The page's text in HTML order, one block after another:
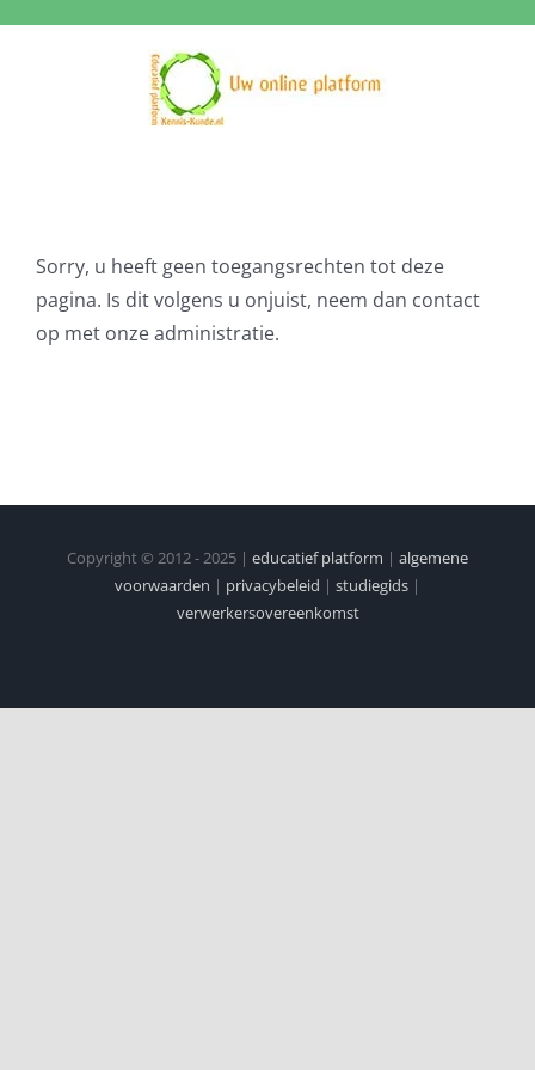
Sorry, u heeft geen toegangsrechten tot deze
pagina. Is dit volgens u onjuist, neem dan contact
op met onze administratie.
Copyright © 2012 - 2025 | educatief platform | algemene
voorwaarden | privacybeleid | studiegids |
verwerkersovereenkomst